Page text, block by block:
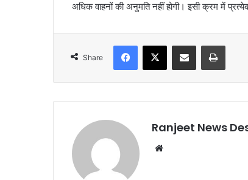
अधिक वाहनों की अनुमति नहीं होगी। इसी क्रम में
Share
Ranjeet News